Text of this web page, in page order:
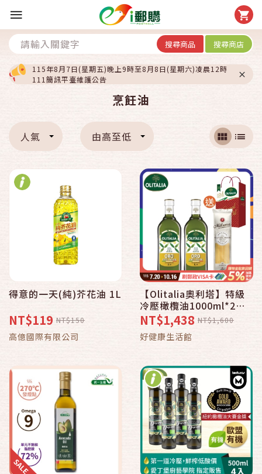
搜尋商品 搜尋商店
115年8月7日(星期五)晚上9時至8月8日(星期六)凌晨12時
111簡訊平臺維護公告
烹飪油
人氣 由高至低
得意的一天(純)芥花油 1L
NT$119 NT$150
高億國際有限公司
【Olitalia奧利塔】特級
冷壓橄欖油1000ml*2瓶
組(加贈茉莉義大利麵1包
500g)【中元滿誠意中秋
滿心意】
NT$1,438 NT$1,600
好健康生活館